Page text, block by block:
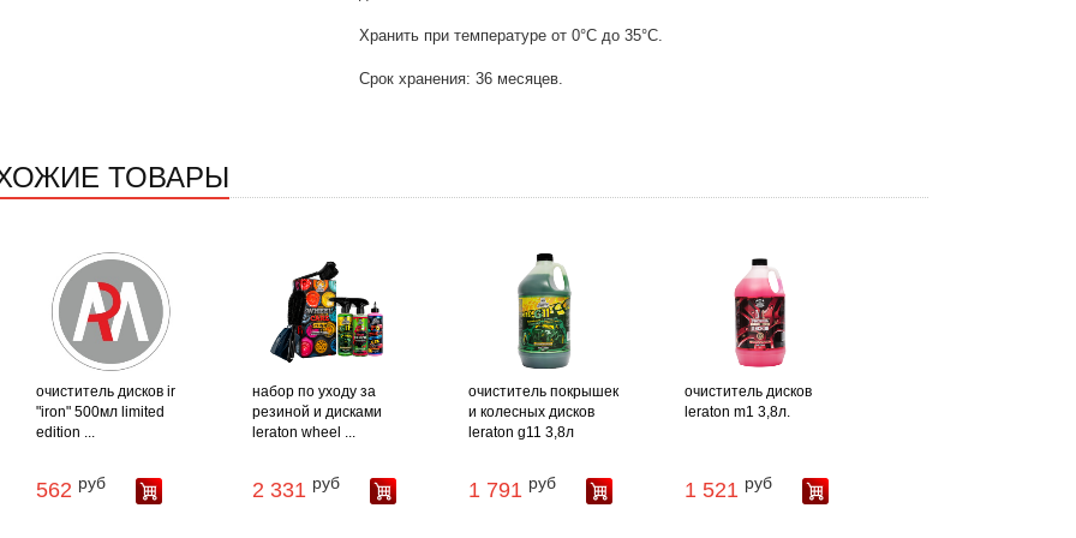
Хранить при температуре от 0°С до 35°С.
Срок хранения: 36 месяцев.
ТОВАРЫ
очиститель дисков ir
"iron" 500мл limited
edition ...
562 руб
набор по уходу за
резиной и дисками
leraton wheel ...
2 331 руб
очиститель покрышек
и колесных дисков
leraton g11 3,8л
1 791 руб
очиститель дисков
leraton m1 3,8л.
1 521 руб